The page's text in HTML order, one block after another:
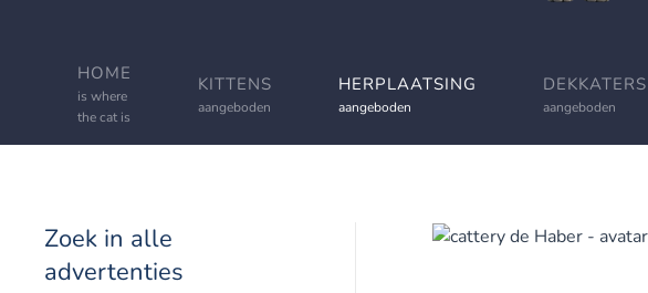
HOME
is where
the cat is
KITTENS
aangeboden
HERPLAATSING
aangeboden
DEKKATERS
aangeboden
Zoek in alle
advertenties